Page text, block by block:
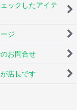
ックしたアイテ
ジ
お問合せ
店長です